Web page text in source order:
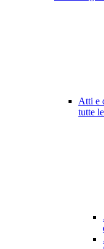
Atti e
tutte